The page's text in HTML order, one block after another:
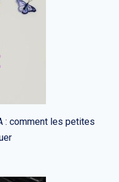
: comment les petites